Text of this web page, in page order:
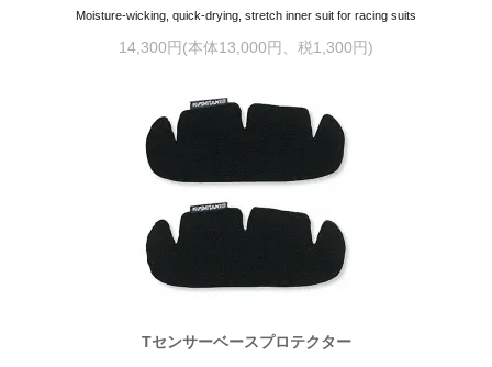
Moisture-wicking, quick-drying, stretch inner suit for racing suits
14,300円(本体13,000円、税1,300円)
Tセンサーベースプロテクター